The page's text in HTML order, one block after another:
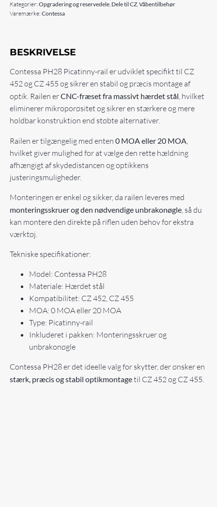
Kategorier: Opgradering og reservedele, Dele til CZ,Våbentilbehør
Varemærke: Contessa
BESKRIVELSE
Contessa PH28 Picatinny-rail er udviklet specifikt til CZ
452 og CZ 455 og sikrer en stabil og præcis montage af
optik. Railen erCNC-fræset fra massivt hærdet stål, hvilket
eliminerer mikroporøsitet og sikrer en stærkere og mere
holdbar konstruktion end støbte alternativer.
Railen er tilgængelig med enten 0 MOA eller 20 MOA,
hvilket giver mulighed for at vælge den rette hældning
afhængigt af skydedistancen og optikkens
justeringsmuligheder.
Monteringen er enkel og sikker, da railen leveres med
monteringsskruer og den nødvendige unbrakonøgle, så du
kan montere den direkte på riflen uden behov for ekstra
værktøj.
Tekniske specifikationer:
Model: Contessa PH28
Materiale: Hærdet stål
Kompatibilitet: CZ 452, CZ 455
MOA: 0 MOA eller 20 MOA
Type: Picatinny-rail
Inkluderet i pakken: Monteringsskruer og
unbrakonøgle
Contessa PH28 er det ideelle valg for skytter, der ønsker en
stærk, præcis og stabil optikmontagetil CZ 452 og CZ 455.